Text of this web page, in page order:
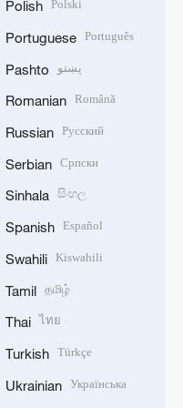
Polish Polski
Portuguese Português
Pashto پښتو
Romanian Română
Russian Русский
Serbian Српски
Sinhala සිංහල
Spanish Español
Swahili Kiswahili
Tamil தமிழ்
Thai ไทย
Turkish Türkçe
Ukrainian Українська